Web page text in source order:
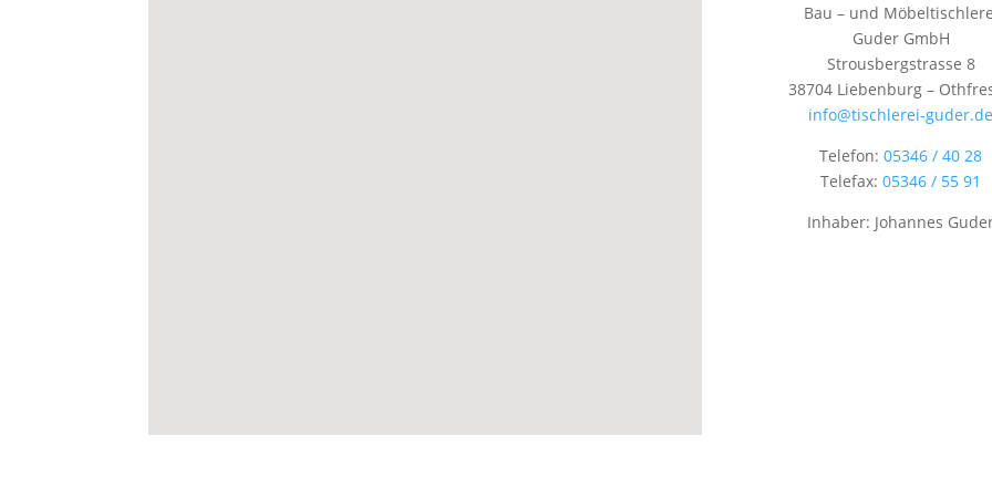
Bau – und
Guder GmbH
Strousbergstrasse 8
38704 Liebenburg –
info@tischlerei-guder.de
Telefon:05346 / 40 28
Telefax:05346 / 55 91
Inhaber: Johannes